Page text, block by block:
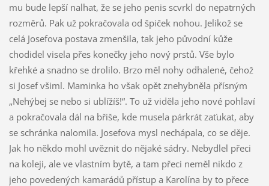
mu bude lepší nalhat, že se jeho penis scvrkl do nepatrných
rozměrů. Pak už pokračovala od špiček nohou. Jelikož se
celá Josefova postava zmenšila, tak jeho původní kůže
chodidel visela přes konečky jeho nový prstů. Vše bylo
křehké a snadno se drolilo. Brzo měl nohy odhalené, čehož
si Josef všiml. Maminka ho však opět znehybněla přísným
„Nehýbej se nebo si ublížíš!“. To už viděla jeho nové pohlaví
a pokračovala dál na břiše, kde musela párkrát zaťukat, aby
se schránka nalomila. Josefova mysl nechápala, co se děje.
Jak ho někdo mohl uvěznit do nějaké sádry. Nebydlel přeci
na koleji, ale ve vlastním bytě, a tam přeci neměl nikdo z
jeho povedených kamarádů přístup a Karolína by to přece